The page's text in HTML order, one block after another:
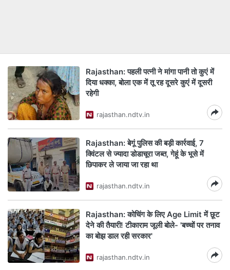
Rajasthan: पहली पत्नी ने मांगा पानी तो कुएं में
दिया धक्का, बोला एक में तू रह दूसरे कुएं में दूसरी
रहेगी
rajasthan.ndtv.in
Rajasthan: बेगूं पुलिस की बड़ी कार्रवाई, 7
क्विंटल से ज्यादा डोडाचूरा जब्त, गेहूं के भूसे में
छिपाकर ले जाया जा रहा था
rajasthan.ndtv.in
Rajasthan: कोचिंग के लिए Age Limit में छूट
देने की तैयारी! टीकाराम जूली बोले- 'बच्चों पर तनाव
का बोझ डाल रही सरकार'
rajasthan.ndtv.in